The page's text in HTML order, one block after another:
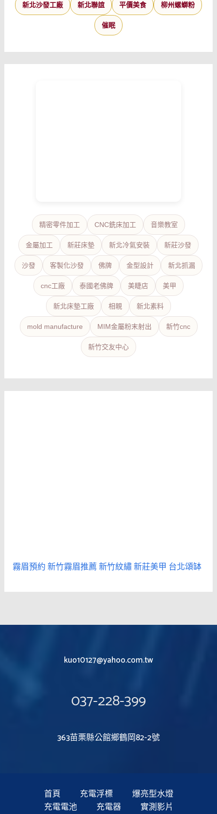
新北沙發工廠 新北聯誼 平價美食 柳州螺螄粉
催眠
精密零件加工 CNC銑床加工 音樂教室
金屬加工 新莊床墊 新北冷氣安裝 新莊沙發
沙發 客製化沙發 佛牌 金型設計 新北抓漏
cnc工廠 泰國老佛牌 美睫店 美甲
新北床墊工廠 相親 新北素料
mold manufacture MIM金屬粉末射出 新竹cnc
新竹交友中心
霧眉預約新竹霧眉推薦新竹紋繡新莊美甲 台北頌缽
kuo10127@yahoo.com.tw
037-228-399
363苗栗縣公館鄉鶴岡82-2號
首頁 充電浮標
爆亮型水燈
充電電池
充電器
實測影片